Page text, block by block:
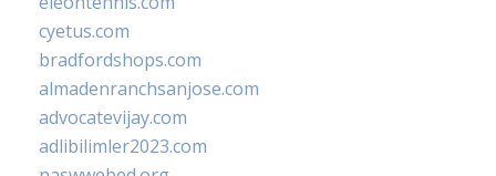
cyetus.com
bradfordshops.com
almadenranchsanjose.com
advocatevijay.com
adlibilimler2023.com